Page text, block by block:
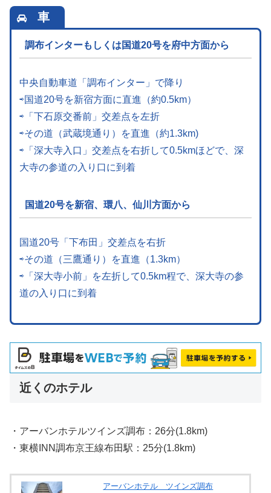
車
調布インターもしくは国道20号を府中方面から
中央自動車道「調布インター」で降り
⇨国道20号を新宿方面に直進（約0.5km）
⇨「下石原交番前」交差点を左折
⇨その道（武蔵境通り）を直進（約1.3km)
⇨「深大寺入口」交差点を右折して0.5kmほどで、深
大寺の参道の入り口に到着
国道20号を新宿、環八、仙川方面から
国道20号「下布田」交差点を右折
⇨その道（三鷹通り）を直進（1.3km）
⇨「深大寺小前」を左折して0.5km程で、深大寺の参
道の入り口に到着
近くのホテル
・アーバンホテルツインズ調布：26分(1.8km)
・東横INN調布京王線布田駅：25分(1.8km)
アーバンホテル ツインズ調布